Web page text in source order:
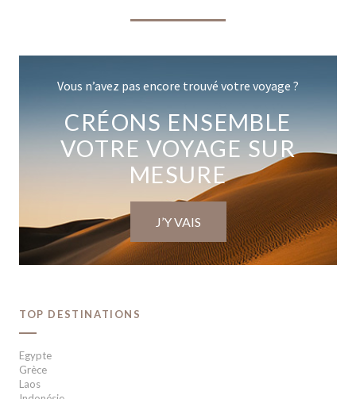
Vous n’avez pas encore trouvé votre voyage ?
CRÉONS ENSEMBLE
VOTRE VOYAGE SUR
MESURE
J’Y VAIS
TOP DESTINATIONS
Egypte
Grèce
Laos